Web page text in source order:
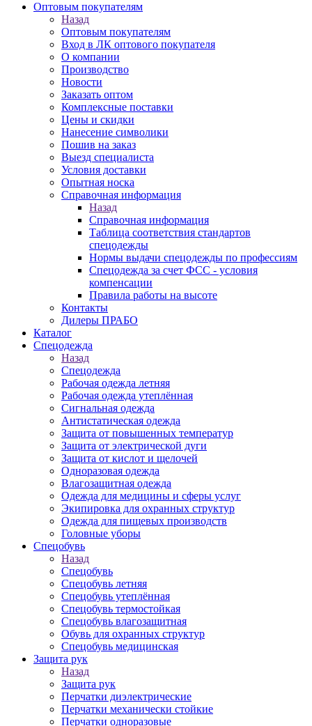
Оптовым покупателям
Назад
Оптовым покупателям
Вход в ЛК оптового покупателя
О компании
Производство
Новости
Заказать оптом
Комплексные поставки
Цены и скидки
Нанесение символики
Пошив на заказ
Выезд специалиста
Условия доставки
Опытная носка
Справочная информация
Назад
Справочная информация
Таблица соответствия стандартов
спецодежды
Нормы выдачи спецодежды по профессиям
Спецодежда за счет ФСС - условия
компенсации
Правила работы на высоте
Контакты
Дилеры ПРАБО
Каталог
Спецодежда
Назад
Спецодежда
Рабочая одежда летняя
Рабочая одежда утеплённая
Сигнальная одежда
Антистатическая одежда
Защита от повышенных температур
Защита от электрической дуги
Защита от кислот и щелочей
Одноразовая одежда
Влагозащитная одежда
Одежда для медицины и сферы услуг
Экипировка для охранных структур
Одежда для пищевых производств
Головные уборы
Спецобувь
Назад
Спецобувь
Спецобувь летняя
Спецобувь утеплённая
Спецобувь термостойкая
Спецобувь влагозащитная
Обувь для охранных структур
Спецобувь медицинская
Защита рук
Назад
Защита рук
Перчатки диэлектрические
Перчатки механически стойкие
Перчатки одноразовые